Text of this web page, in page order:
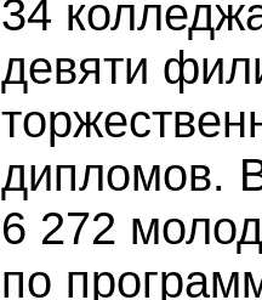
34
девяти
дипломов.
6 272
по